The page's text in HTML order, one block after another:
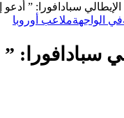
سبادافورا: ”
في الواجهةملاعب أوروبا
سبادافورا: